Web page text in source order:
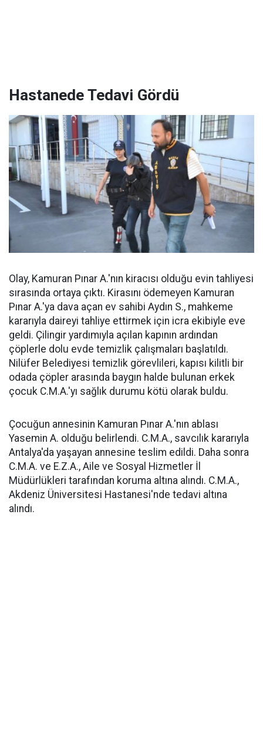
Hastanede Tedavi Gördü
Olay, Kamuran Pınar A.'nın kiracısı olduğu evin tahliyesi
sırasında ortaya çıktı. Kirasını ödemeyen Kamuran
Pınar A.'ya dava açan ev sahibi Aydın S., mahkeme
kararıyla daireyi tahliye ettirmek için icra ekibiyle eve
geldi. Çilingir yardımıyla açılan kapının ardından
çöplerle dolu evde temizlik çalışmaları başlatıldı.
Nilüfer Belediyesi temizlik görevlileri, kapısı kilitli bir
odada çöpler arasında baygın halde bulunan erkek
çocuk C.M.A.'yı sağlık durumu kötü olarak buldu.
Çocuğun annesinin Kamuran Pınar A.'nın ablası
Yasemin A. olduğu belirlendi. C.M.A., savcılık kararıyla
Antalya'da yaşayan annesine teslim edildi. Daha sonra
C.M.A. ve E.Z.A., Aile ve Sosyal Hizmetler İl
Müdürlükleri tarafından koruma altına alındı. C.M.A.,
Akdeniz Üniversitesi Hastanesi'nde tedavi altına
alındı.